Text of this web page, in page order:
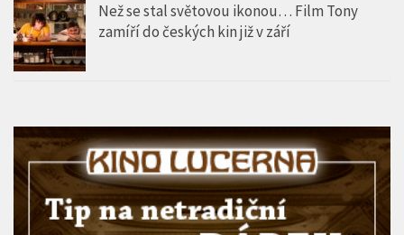
Než se stal světovou ikonou… Film Tony
zamíří do českých kin již v září